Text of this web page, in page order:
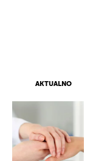
AKTUALNO